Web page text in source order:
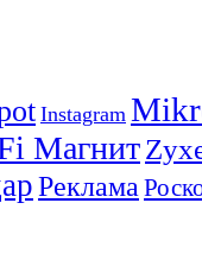
Instagram
Магнит
Реклама